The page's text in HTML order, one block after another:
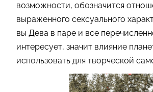
возможности, обозначится
выраженного сексуального
вы Дева в паре и все
интересует, значит влияние
использовать для творческой